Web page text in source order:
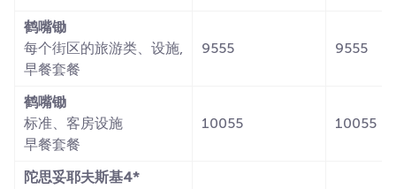
鹤嘴锄
每个街区的旅游类、设施,
早餐套餐
9555 9555
鹤嘴锄
标准、客房设施
早餐套餐
10055 10055
陀思妥耶夫斯基4*